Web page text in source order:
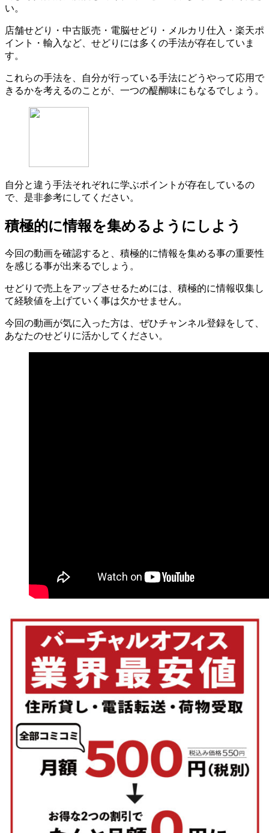
い。
店舗せどり・中古販売・電脳せどり・メルカリ仕入・楽天ポ
イント・輸入など、せどりには多くの手法が存在していま
す。
これらの手法を、自分が行っている手法にどうやって応用で
きるかを考えるのことが、一つの醍醐味にもなるでしょう。
自分と違う手法それぞれに学ぶポイントが存在しているの
で、是非参考にしてください。
積極的に情報を集めるようにしよう
今回の動画を確認すると、積極的に情報を集める事の重要性
を感じる事が出来るでしょう。
せどりで売上をアップさせるためには、積極的に情報収集し
て経験値を上げていく事は欠かせません。
今回の動画が気に入った方は、ぜひチャンネル登録をして、
あなたのせどりに活かしてください。